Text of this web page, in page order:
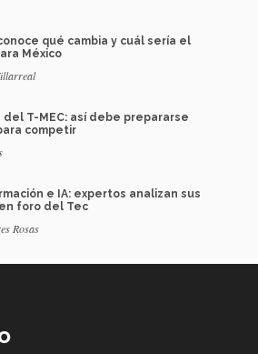
qué cambia y cuál sería el
México
del T-MEC: así debe prepararse
competir
e IA: expertos analizan sus
foro del Tec
Rosas